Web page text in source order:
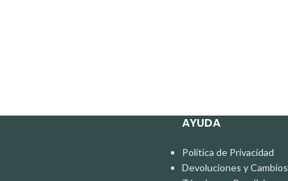
AYUDA
Política de Privacidad
Devoluciones y Cambios